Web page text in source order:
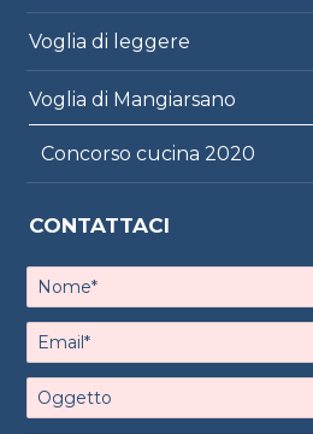
Voglia di leggere
Voglia di Mangiarsano
Concorso cucina 2020
CONTATTACI